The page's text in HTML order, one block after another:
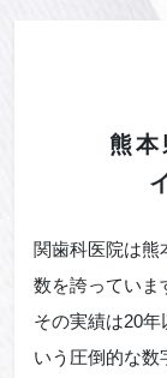
熊
関歯科医院は熊
数を誇っていま
その実績は20年
いう圧倒的な数